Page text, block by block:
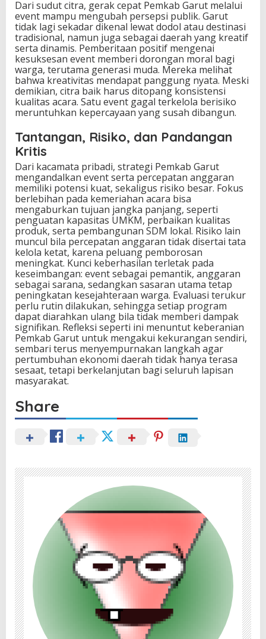
Dari sudut citra, gerak cepat Pemkab Garut melalui
event mampu mengubah persepsi publik. Garut
tidak lagi sekadar dikenal lewat dodol atau destinasi
tradisional, namun juga sebagai daerah yang kreatif
serta dinamis. Pemberitaan positif mengenai
kesuksesan event memberi dorongan moral bagi
warga, terutama generasi muda. Mereka melihat
bahwa kreativitas mendapat panggung nyata. Meski
demikian, citra baik harus ditopang konsistensi
kualitas acara. Satu event gagal terkelola berisiko
meruntuhkan kepercayaan yang susah dibangun.
Tantangan, Risiko, dan Pandangan
Kritis
Dari kacamata pribadi, strategi Pemkab Garut
mengandalkan event serta percepatan anggaran
memiliki potensi kuat, sekaligus risiko besar. Fokus
berlebihan pada kemeriahan acara bisa
mengaburkan tujuan jangka panjang, seperti
penguatan kapasitas UMKM, perbaikan kualitas
produk, serta pembangunan SDM lokal. Risiko lain
muncul bila percepatan anggaran tidak disertai tata
kelola ketat, karena peluang pemborosan
meningkat. Kunci keberhasilan terletak pada
keseimbangan: event sebagai pemantik, anggaran
sebagai sarana, sedangkan sasaran utama tetap
peningkatan kesejahteraan warga. Evaluasi terukur
perlu rutin dilakukan, sehingga setiap program
dapat diarahkan ulang bila tidak memberi dampak
signifikan. Refleksi seperti ini menuntut keberanian
Pemkab Garut untuk mengakui kekurangan sendiri,
sembari terus menyempurnakan langkah agar
pertumbuhan ekonomi daerah tidak hanya terasa
sesaat, tetapi berkelanjutan bagi seluruh lapisan
masyarakat.
Share